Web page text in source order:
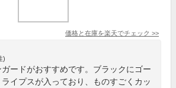
価格と在庫を楽天でチェック >>
)
ードがおすすめです。ブラックにゴー
イプスが入っており、ものすごくカッ